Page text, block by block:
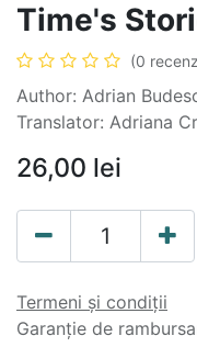
Time's
(0
Author: Adrian
Translator: Adriana
26,00 lei
Termeni și condiții
Garanție de